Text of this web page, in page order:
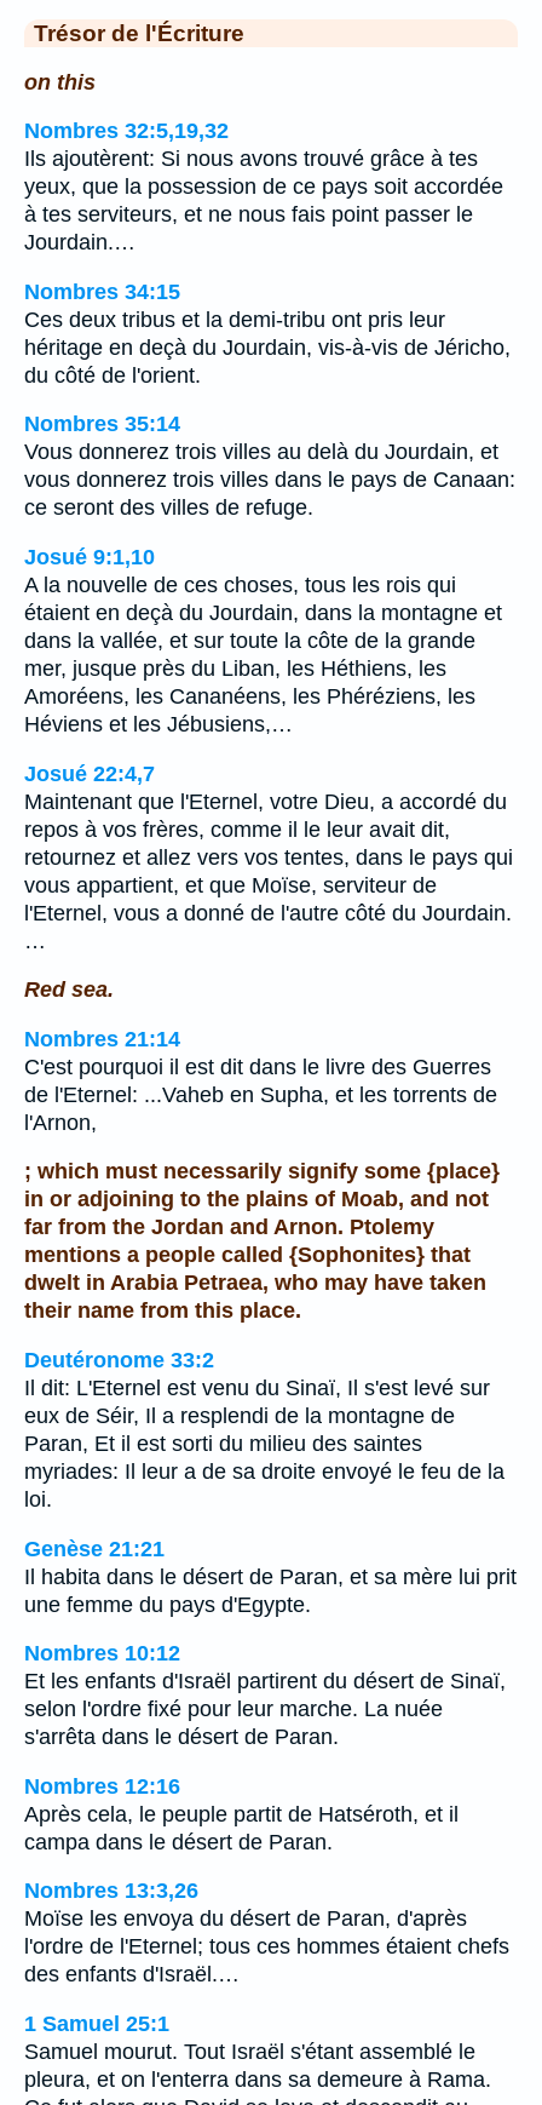
Trésor de l'Écriture
on this
Nombres 32:5,19,32
Ils ajoutèrent: Si nous avons trouvé grâce à tes
yeux, que la possession de ce pays soit accordée
à tes serviteurs, et ne nous fais point passer le
Jourdain.…
Nombres 34:15
Ces deux tribus et la demi-tribu ont pris leur
héritage en deçà du Jourdain, vis-à-vis de Jéricho,
du côté de l'orient.
Nombres 35:14
Vous donnerez trois villes au delà du Jourdain, et
vous donnerez trois villes dans le pays de Canaan:
ce seront des villes de refuge.
Josué 9:1,10
A la nouvelle de ces choses, tous les rois qui
étaient en deçà du Jourdain, dans la montagne et
dans la vallée, et sur toute la côte de la grande
mer, jusque près du Liban, les Héthiens, les
Amoréens, les Cananéens, les Phéréziens, les
Héviens et les Jébusiens,…
Josué 22:4,7
Maintenant que l'Eternel, votre Dieu, a accordé du
repos à vos frères, comme il le leur avait dit,
retournez et allez vers vos tentes, dans le pays qui
vous appartient, et que Moïse, serviteur de
l'Eternel, vous a donné de l'autre côté du Jourdain.
…
Red sea.
Nombres 21:14
C'est pourquoi il est dit dans le livre des Guerres
de l'Eternel: ...Vaheb en Supha, et les torrents de
l'Arnon,
; which must necessarily signify some {place}
in or adjoining to the plains of Moab, and not
far from the Jordan and Arnon. Ptolemy
mentions a people called {Sophonites} that
dwelt in Arabia Petraea, who may have taken
their name from this place.
Deutéronome 33:2
Il dit: L'Eternel est venu du Sinaï, Il s'est levé sur
eux de Séir, Il a resplendi de la montagne de
Paran, Et il est sorti du milieu des saintes
myriades: Il leur a de sa droite envoyé le feu de la
loi.
Genèse 21:21
Il habita dans le désert de Paran, et sa mère lui prit
une femme du pays d'Egypte.
Nombres 10:12
Et les enfants d'Israël partirent du désert de Sinaï,
selon l'ordre fixé pour leur marche. La nuée
s'arrêta dans le désert de Paran.
Nombres 12:16
Après cela, le peuple partit de Hatséroth, et il
campa dans le désert de Paran.
Nombres 13:3,26
Moïse les envoya du désert de Paran, d'après
l'ordre de l'Eternel; tous ces hommes étaient chefs
des enfants d'Israël.…
1 Samuel 25:1
Samuel mourut. Tout Israël s'étant assemblé le
pleura, et on l'enterra dans sa demeure à Rama.